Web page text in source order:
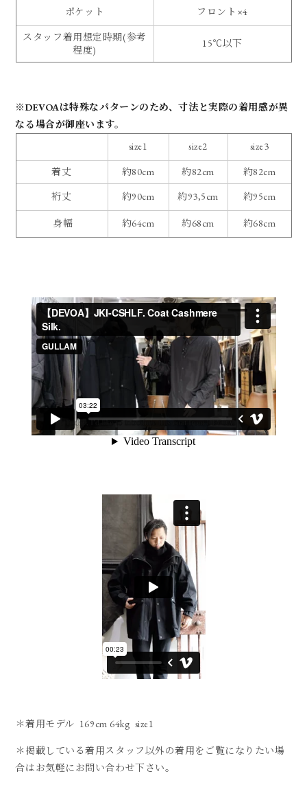
ポケット フロント×4
スタッフ着用想定時期(参考
程度)
15℃以下
※DEVOAは特殊なパターンのため、寸法と実際の着用感が異
なる場合が御座います。
size1
size2 size3
着丈 約80cm 約82cm
約82cm
裄丈
約90cm 約93,5cm 約95cm
身幅 約64cm 約68cm 約68cm
＊着用モデル 169cm 64kg size1
＊掲載している着用スタッフ以外の着用をご覧になりたい場
合はお気軽にお問い合わせ下さい。